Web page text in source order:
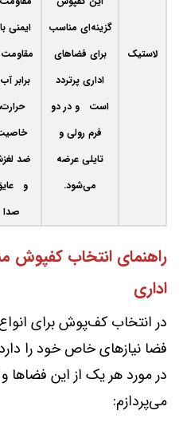
لاستیک
گزینه‌ای مناسب
برای فضاهای
اداری پرتردد
است و در دو
فرم رولی و
تایلی عرضه
می‌شود.
ایمنی
برابر
حرارت،
ضد
و
صدا
راهنمای انتخاب کفپوش
اداری
در انتخاب کف‌پوش برای
فضا نیازهای خاص خود را
در مورد هر یک از این
می‌پردازم: